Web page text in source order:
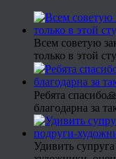
Всем советую
только в этой
Ребята
благодарна за
Удивить